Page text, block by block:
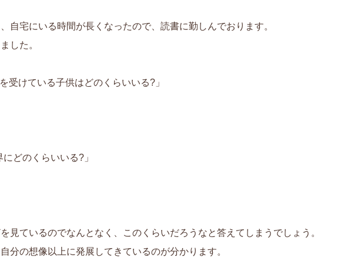
自宅にいる時間が長くなったので、読書に勤しんでおります。
した。
受けている子供はどのくらいいる?」
どのくらいいる?」
見ているのでなんとなく、このくらいだろうなと答えてしまうでしょう。
分の想像以上に発展してきているのが分かります。